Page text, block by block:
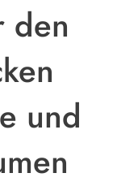
den
und